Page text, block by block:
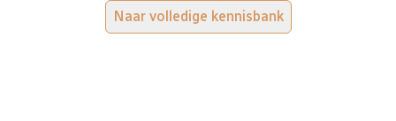
Naar volledige kennisbank